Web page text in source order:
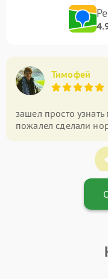
Тимофей
зашел просто
пожалел сделали